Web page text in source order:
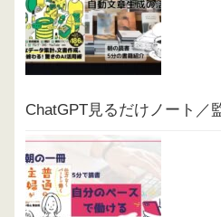
ChatGPT見るだけノート／